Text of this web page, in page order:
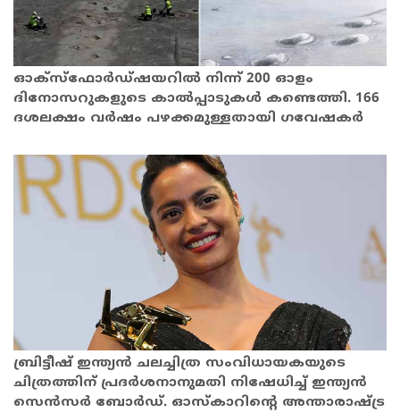
ഓക്സ്ഫോർഡ്ഷയറിൽ നിന്ന് 200 ഓളം
ദിനോസറുകളുടെ കാൽപ്പാടുകൾ കണ്ടെത്തി. 166
ദശലക്ഷം വർഷം പഴക്കമുള്ളതായി ഗവേഷകർ
ബ്രിട്ടീഷ് ഇന്ത്യൻ ചലച്ചിത്ര സംവിധായകയുടെ
ചിത്രത്തിന് പ്രദർശനാനുമതി നിഷേധിച്ച് ഇന്ത്യൻ
സെൻസർ ബോർഡ്. ഓസ്‌കാറിന്റെ അന്താരാഷ്ട്ര